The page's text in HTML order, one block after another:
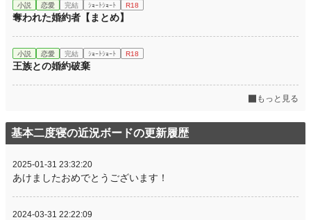
小説 恋愛 完結 ｼｮｰﾄｼｮｰﾄ R18
奪われた婚約者【まとめ】
小説 恋愛 完結 ｼｮｰﾄｼｮｰﾄ R18
王族との婚約破棄
もっと見る
基本二度寝の近況ボードの更新履歴
2025-01-31 23:32:20
あけましたおめでとうございます！
2024-03-31 22:22:09